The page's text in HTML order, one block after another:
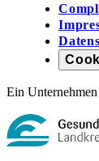
Ein